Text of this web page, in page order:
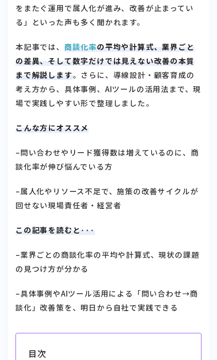
をまたぐ運用で属人化が進み、改善が止まってい
る」といった声も多く聞かれます。
本記事では、 商談化率の平均や計算式、業界ごと
の差異、そして数字だけでは見えない改善の本質
まで解説します。さらに、導線設計・顧客育成の
考え方から、具体事例、AIツールの活用法まで、現
場で実践しやすい形で整理しました。
こんな方にオススメ
–問い合わせやリード獲得数は増えているのに、商
談化率が伸び悩んでいる方
–属人化やリソース不足で、施策の改善サイクルが
回せない現場責任者・経営者
この記事を読むと···
–業界ごとの商談化率の平均や計算式、現状の課題
の見つけ方が分かる
–具体事例やAIツール活用による「問い合わせ→商
談化」改善策を、明日から自社で実践できる
目次